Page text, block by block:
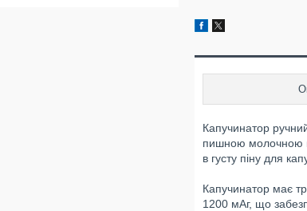
Капучинатор
пишною молочною
в густу піну для
Капучинатор має
1200 мАг, що